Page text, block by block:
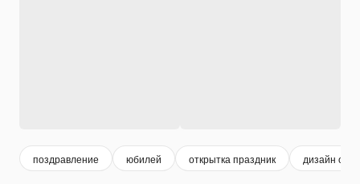
поздравление юбилей открытка праздник дизайн